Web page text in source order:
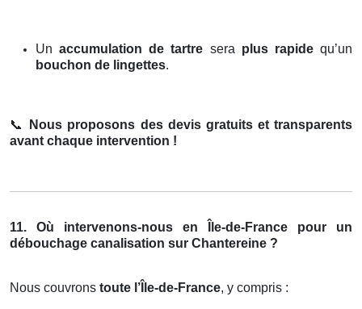
Unaccumulation de tartre sera plus rapidequ’un
bouchon de lingettes.
📞
Nous proposons des devis gratuits et transparents
avant chaque intervention !
11. Où intervenons-nous en Île-de-France pour un
débouchage canalisation sur Chantereine ?
Nous couvrons toute l’Île-de-France, y compris :